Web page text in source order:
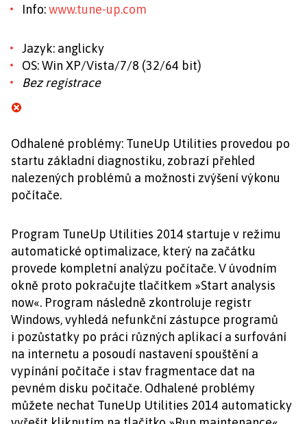
Info:www.tune-up.com
Jazyk: anglicky
OS: Win XP/Vista/7/8 (32/64 bit)
Bez registrace
Odhalené problémy: TuneUp Utilities provedou po
startu základní diagnostiku, zobrazí přehled
nalezených problémů a možnosti zvýšení výkonu
počítače.
Program TuneUp Utilities 2014 startuje v režimu
automatické optimalizace, který na začátku
provede kompletní analýzu počítače. V úvodním
okně proto pokračujte tlačítkem »Start analysis
now«. Program následně zkontroluje registr
Windows, vyhledá nefunkční zástupce programů
i pozůstatky po práci různých aplikací a surfování
na internetu a posoudí nastavení spouštění a
vypínání počítače i stav fragmentace dat na
pevném disku počítače. Odhalené problémy
můžete nechat TuneUp Utilities 2014 automaticky